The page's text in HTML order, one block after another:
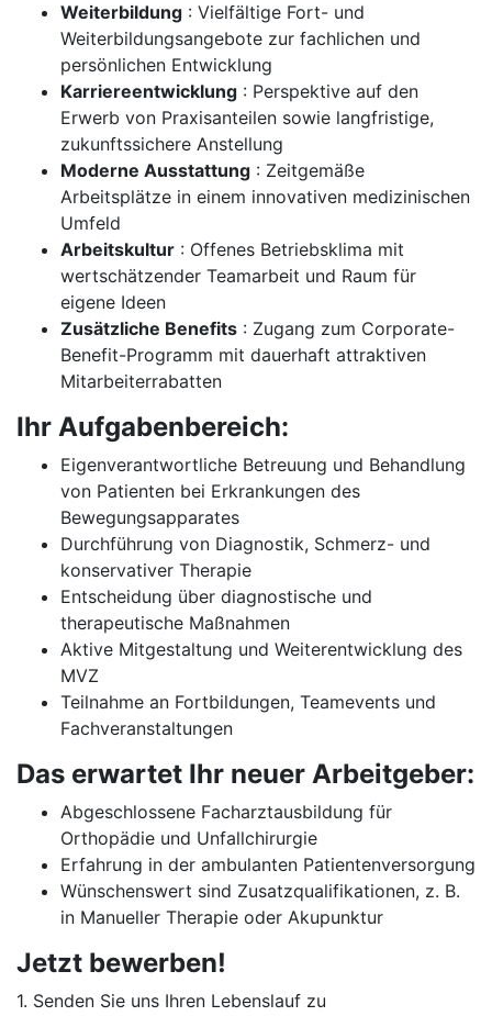
Weiterbildung : Vielfältige Fort- und
Weiterbildungsangebote zur fachlichen und
persönlichen Entwicklung
Karriereentwicklung : Perspektive auf den
Erwerb von Praxisanteilen sowie langfristige,
zukunftssichere Anstellung
Moderne Ausstattung : Zeitgemäße
Arbeitsplätze in einem innovativen medizinischen
Umfeld
Arbeitskultur : Offenes Betriebsklima mit
wertschätzender Teamarbeit und Raum für
eigene Ideen
Zusätzliche Benefits : Zugang zum Corporate-
Benefit-Programm mit dauerhaft attraktiven
Mitarbeiterrabatten
Ihr Aufgabenbereich:
Eigenverantwortliche Betreuung und Behandlung
von Patienten bei Erkrankungen des
Bewegungsapparates
Durchführung von Diagnostik, Schmerz- und
konservativer Therapie
Entscheidung über diagnostische und
therapeutische Maßnahmen
Aktive Mitgestaltung und Weiterentwicklung des
MVZ
Teilnahme an Fortbildungen, Teamevents und
Fachveranstaltungen
Das erwartet Ihr neuer Arbeitgeber:
Abgeschlossene Facharztausbildung für
Orthopädie und Unfallchirurgie
Erfahrung in der ambulanten Patientenversorgung
Wünschenswert sind Zusatzqualifikationen, z. B.
in Manueller Therapie oder Akupunktur
Jetzt bewerben!
1. Senden Sie uns Ihren Lebenslauf zu